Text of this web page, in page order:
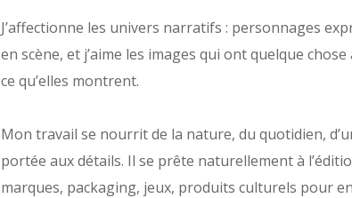
J’affectionne les univers narratifs : personnages
en scène, et j’aime les images qui ont quelque
ce qu’elles montrent.
Mon travail se nourrit de la nature, du quotidien,
portée aux détails. Il se prête naturellement à
marques, packaging, jeux, produits culturels pour